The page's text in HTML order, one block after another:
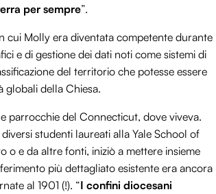
per sempre”.
cui Molly era diventata competente durante
e di gestione dei dati noti come sistemi di
del territorio che potesse essere
globali della Chiesa.
parrocchie del Connecticut, dove viveva.
studenti laureati alla Yale School of
o e da altre fonti, iniziò a mettere insieme
più dettagliato esistente era ancora
al 1901 (!). “I confini diocesani